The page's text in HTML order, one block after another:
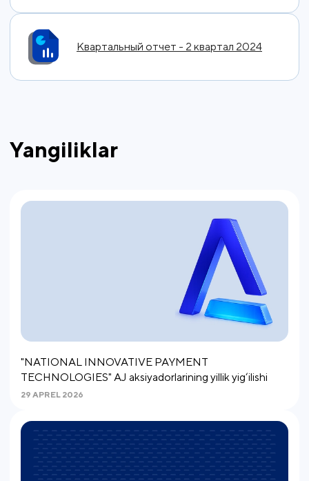
Квартальный отчет - 2 квартал 2024
Yangiliklar
"NATIONAL INNOVATIVE PAYMENT
TECHNOLOGIES" AJ aksiyadorlarining yillik yig‘ilishi
29 APREL 2026